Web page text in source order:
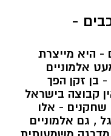
-
- היא מייצרת
אלמוניים
בן זקן הפך
קבוצה בישראל
- אלו
, גם אלמוניים